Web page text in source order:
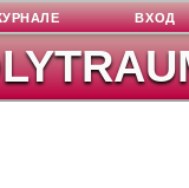
ВХОД